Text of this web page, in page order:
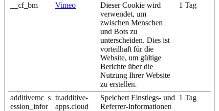
__cf_bm
Vimeo
Dieser Cookie wird
verwendet, um
zwischen Menschen
und Bots zu
unterscheiden. Dies ist
vorteilhaft für die
Website, um gültige
Berichte über die
Nutzung Ihrer Website
zu erstellen.
1 Tag
additivemc_s
ession_infor
tr.additive-
apps.cloud
Speichert Einstiegs- und
Referrer-Informationen
1 Tag